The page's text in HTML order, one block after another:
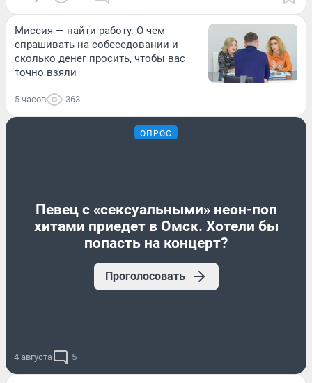
Миссия — найти работу. О чем
спрашивать на собеседовании и
сколько денег просить, чтобы вас
точно взяли
5 часов 363
ОПРОС
Певец с «сексуальными» неон-поп
хитами приедет в Омск. Хотели бы
попасть на концерт?
Проголосовать
4 августа 5